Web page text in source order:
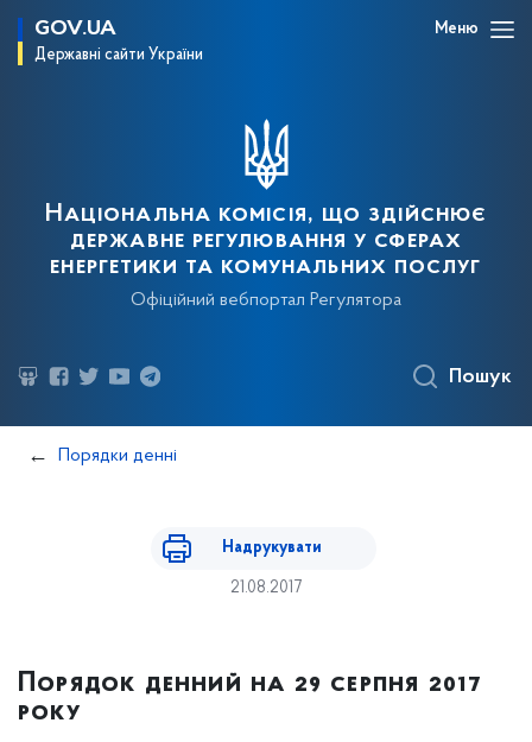
GOV.UA
Державні сайти України
Меню
Національна комісія, що здійснює
державне регулювання у сферах
енергетики та комунальних послуг
Офіційний вебпортал Регулятора
Пошук
Порядки денні
Надрукувати
21.08.2017
Порядок денний на 29 серпня 2017
року